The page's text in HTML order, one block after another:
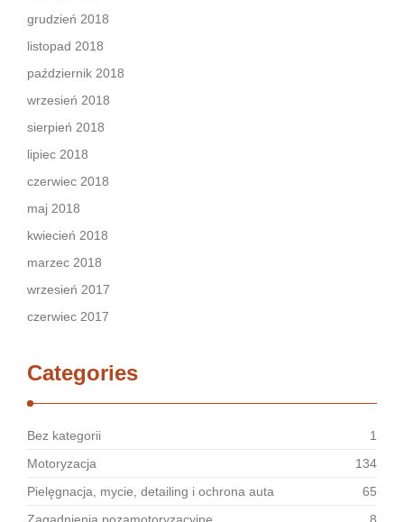
grudzień 2018
listopad 2018
październik 2018
wrzesień 2018
sierpień 2018
lipiec 2018
czerwiec 2018
maj 2018
kwiecień 2018
marzec 2018
wrzesień 2017
czerwiec 2017
Categories
Bez kategorii
1
Motoryzacja
134
Pielęgnacja, mycie, detailing i ochrona auta
65